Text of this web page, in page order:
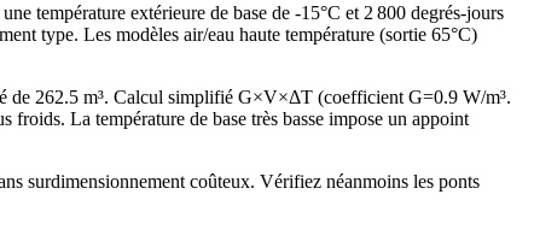
température extérieure de base de -15°C et 2 800 degrés-jours
type. Les modèles air/eau haute température (sortie 65°C)
de 262.5 m³. Calcul simplifié G×V×ΔT (coefficient G=0.9 W/m³.
La température de base très basse impose un appoint
surdimensionnement coûteux. Vérifiez néanmoins les ponts